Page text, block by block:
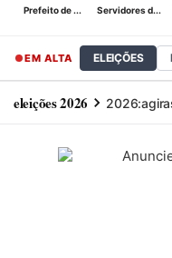
Prefeito de ... Servidores d...
EM ALTA ELEIÇÕES
eleições 2026 2026:agir